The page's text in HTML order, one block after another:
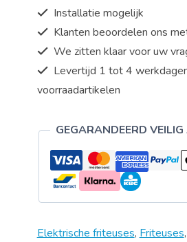
20
liter
-
onderstel
-
Model
BRAGA
Installatie mogelijk
Klanten beoordelen ons
We zitten klaar voor uw
Levertijd 1 tot 4
voorraadartikelen
GEGARANDEERD VEILIG
Elektrische friteuses, Friteuses,